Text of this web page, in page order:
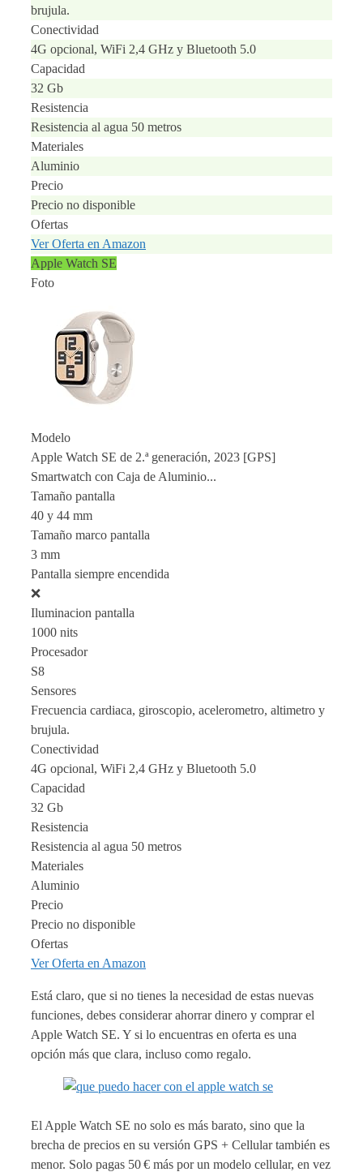
brujula.
Conectividad
4G opcional, WiFi 2,4 GHz y Bluetooth 5.0
Capacidad
32 Gb
Resistencia
Resistencia al agua 50 metros
Materiales
Aluminio
Precio
Precio no disponible
Ofertas
Ver Oferta en Amazon
Apple Watch SE
Foto
Modelo
Apple Watch SE de 2.ª generación, 2023 [GPS]
Smartwatch con Caja de Aluminio...
Tamaño pantalla
40 y 44 mm
Tamaño marco pantalla
3 mm
Pantalla siempre encendida
❌
Iluminacion pantalla
1000 nits
Procesador
S8
Sensores
Frecuencia cardiaca, giroscopio, acelerometro, altimetro y
brujula.
Conectividad
4G opcional, WiFi 2,4 GHz y Bluetooth 5.0
Capacidad
32 Gb
Resistencia
Resistencia al agua 50 metros
Materiales
Aluminio
Precio
Precio no disponible
Ofertas
Ver Oferta en Amazon
Está claro, que si no tienes la necesidad de estas nuevas
funciones, debes considerar ahorrar dinero y comprar el
Apple Watch SE. Y si lo encuentras en oferta es una
opción más que clara, incluso como regalo.
El Apple Watch SE no solo es más barato, sino que la
brecha de precios en su versión GPS + Cellular también es
menor. Solo pagas 50 € más por un modelo cellular, en vez